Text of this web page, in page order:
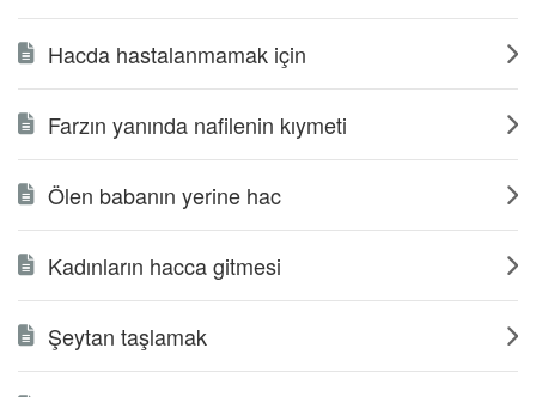
Hacda hastalanmamak için
Farzın yanında nafilenin kıymeti
Ölen babanın yerine hac
Kadınların hacca gitmesi
Şeytan taşlamak